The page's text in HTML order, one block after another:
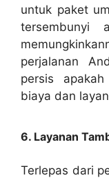
untuk paket
tersembunyi
perjalanan
persis
biaya dan
6. Layanan
Terlepas dari